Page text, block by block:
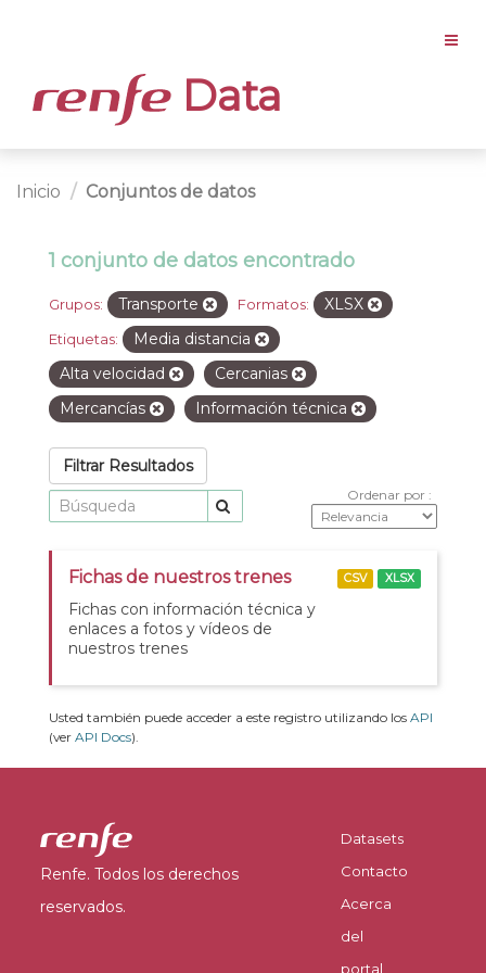
Data
Inicio Conjuntos de datos
1 conjunto de datos encontrado
Grupos: Transporte Formatos: XLSX
Etiquetas:
Media distancia
Alta velocidad
Cercanias
Mercancías
Información técnica
Filtrar Resultados
Ordenar por
Fichas de nuestros trenes
Fichas con información técnica y
enlaces a fotos y vídeos de
nuestros trenes
CSV XLSX
Usted también puede acceder a este registro utilizando los API
(ver API Docs).
Renfe. Todos los derechos
reservados.
Datasets
Contacto
Acerca
del
portal